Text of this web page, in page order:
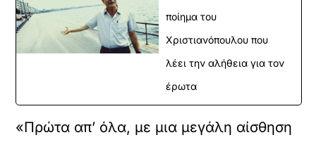
ποίημα του
Χριστιανόπουλου που
λέει την αλήθεια για τον
έρωτα
«Πρώτα απ’ όλα, με μια μεγάλη αίσθηση